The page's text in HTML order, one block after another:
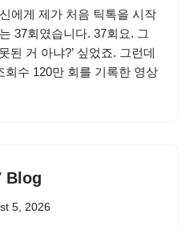
에게 제가 처음 틱톡을 시작
37회였습니다. 37회요. 그
된 거 아냐?’ 싶었죠. 그런데
수 120만 회를 기록한 영상
Blog
5, 2026